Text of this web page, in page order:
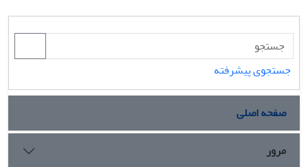
جستجوی پیشرفته
صفحه اصلی
مرور